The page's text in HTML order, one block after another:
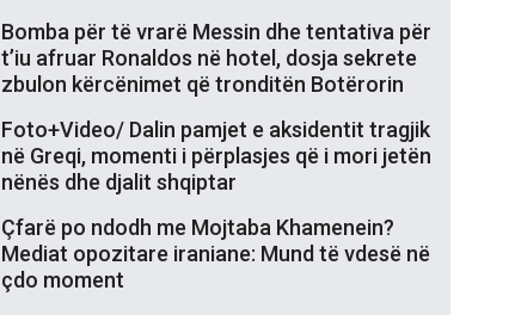
Bomba për të vrarë Messin dhe tentativa për
t’iu afruar Ronaldos në hotel, dosja sekrete
zbulon kërcënimet që tronditën Botërorin
Foto+Video/ Dalin pamjet e aksidentit tragjik
në Greqi, momenti i përplasjes që i mori jetën
nënës dhe djalit shqiptar
Çfarë po ndodh me Mojtaba Khamenein?
Mediat opozitare iraniane: Mund të vdesë në
çdo moment